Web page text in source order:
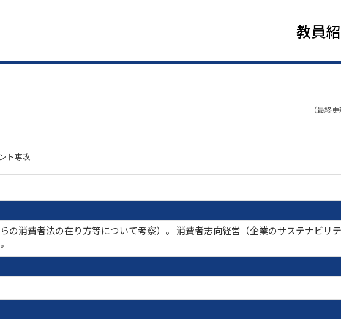
教員
（最終
ト専攻
の消費者法の在り方等について考察）。 消費者志向経営（企業のサステナビリ